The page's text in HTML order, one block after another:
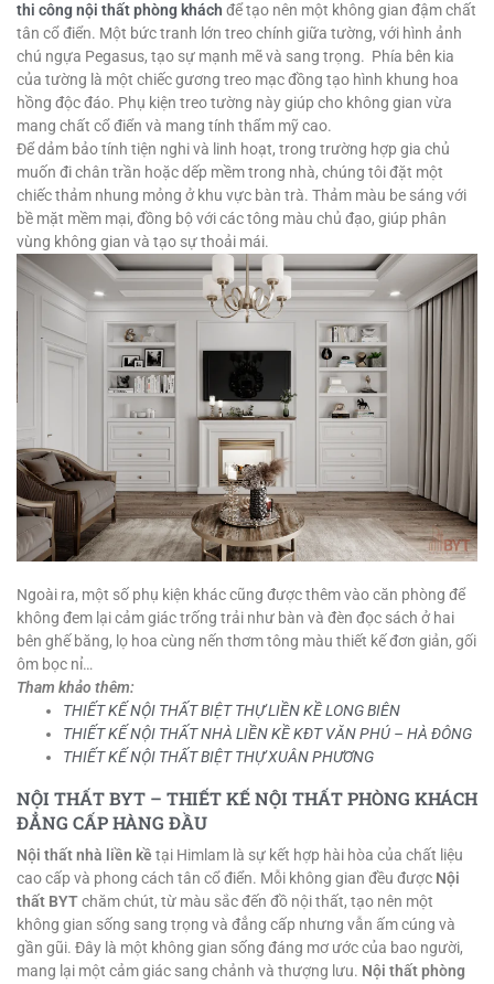
thi công nội thất phòng khách để tạo nên một không gian đậm chất
tân cổ điển. Một bức tranh lớn treo chính giữa tường, với hình ảnh
chú ngựa Pegasus, tạo sự mạnh mẽ và sang trọng. Phía bên kia
của tường là một chiếc gương treo mạc đồng tạo hình khung hoa
hồng độc đáo. Phụ kiện treo tường này giúp cho không gian vừa
mang chất cổ điển và mang tính thẩm mỹ cao.
Để dảm bảo tính tiện nghi và linh hoạt, trong trường hợp gia chủ
muốn đi chân trần hoặc dếp mềm trong nhà, chúng tôi đặt một
chiếc thảm nhung mỏng ở khu vực bàn trà. Thảm màu be sáng với
bề mặt mềm mại, đồng bộ với các tông màu chủ đạo, giúp phân
vùng không gian và tạo sự thoải mái.
Ngoài ra, một số phụ kiện khác cũng được thêm vào căn phòng để
không đem lại cảm giác trống trải như bàn và đèn đọc sách ở hai
bên ghế băng, lọ hoa cùng nến thơm tông màu thiết kế đơn giản, gối
ôm bọc nỉ…
Tham khảo thêm:
THIẾT KẾ NỘI THẤT BIỆT THỰ LIỀN KỀ LONG BIÊN
THIẾT KẾ NỘI THẤT NHÀ LIỀN KỀ KĐT VĂN PHÚ – HÀ ĐÔNG
THIẾT KẾ NỘI THẤT BIỆT THỰ XUÂN PHƯƠNG
NỘI THẤT BYT – THIẾT KẾ NỘI THẤT PHÒNG KHÁCH
ĐẲNG CẤP HÀNG ĐẦU
Nội thất nhà liền kề tại Himlam là sự kết hợp hài hòa của chất liệu
cao cấp và phong cách tân cổ điển. Mỗi không gian đều được Nội
thất BYTchăm chút, từ màu sắc đến đồ nội thất, tạo nên một
không gian sống sang trọng và đẳng cấp nhưng vẫn ấm cúng và
gần gũi. Đây là một không gian sống đáng mơ ước của bao người,
mang lại một cảm giác sang chảnh và thượng lưu. Nội thất phòng